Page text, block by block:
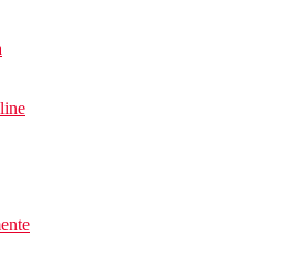
zi si de seara.
si cina tip bufet
mic dejun tarziu, cina tarziu
gustare usoara, cafea, ceai, produse de
si nealcoolice alese de productie locala